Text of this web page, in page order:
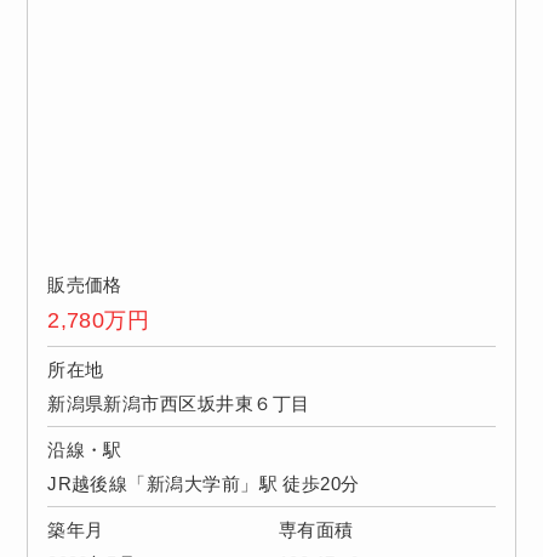
販売価格
2,780万円
所在地
新潟県新潟市西区坂井東６丁目
沿線・駅
JR越後線「新潟大学前」駅 徒歩20分
築年月
専有面積